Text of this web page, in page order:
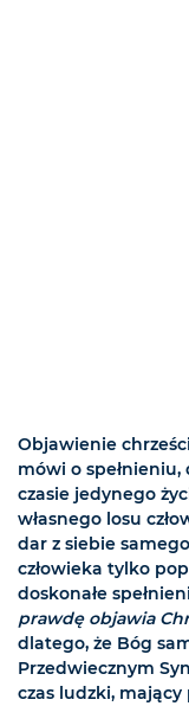
Objawienie
mówi o spełnieniu,
czasie jedynego
własnego losu
dar z siebie
człowieka tylko
doskonałe
prawdę objawia
dlatego, że Bóg
Przedwiecznym
czas ludzki, mający